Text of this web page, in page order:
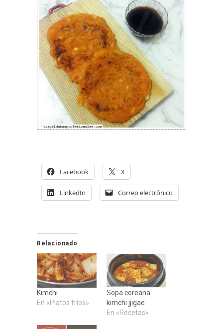
Facebook X
LinkedIn Correo electrónico
Relacionado
Kimchi
En «Platos fríos»
Sopa coreana
kimchi jjigae
En «Recetas»